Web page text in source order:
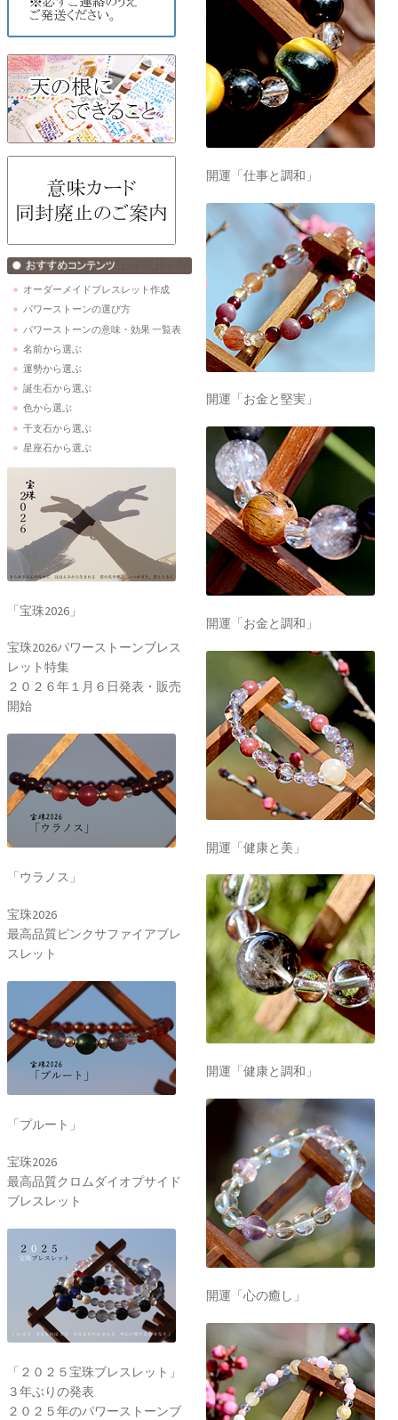
オーダーメイドブレスレット作成
パワーストーンの選び方
パワーストーンの意味・効果 一覧表
名前から選ぶ
運勢から選ぶ
誕生石から選ぶ
色から選ぶ
干支石から選ぶ
星座石から選ぶ
「宝珠2026」
宝珠2026パワーストーンブレス
レット特集
２０２６年１月６日発表・販売
開始
「ウラノス」
宝珠2026
最高品質ピンクサファイアブレ
スレット
「プルート」
宝珠2026
最高品質クロムダイオプサイド
ブレスレット
「２０２５宝珠ブレスレット」
３年ぶりの発表
２０２５年のパワーストーンブ
開運「仕事と調和」
開運「お金と堅実」
開運「お金と調和」
開運「健康と美」
開運「健康と調和」
開運「心の癒し」